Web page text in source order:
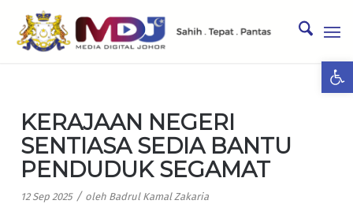
KERAJAAN NEGERI
SENTIASA SEDIA BANTU
PENDUDUK SEGAMAT
12 Sep 2025 / oleh Badrul Kamal Zakaria